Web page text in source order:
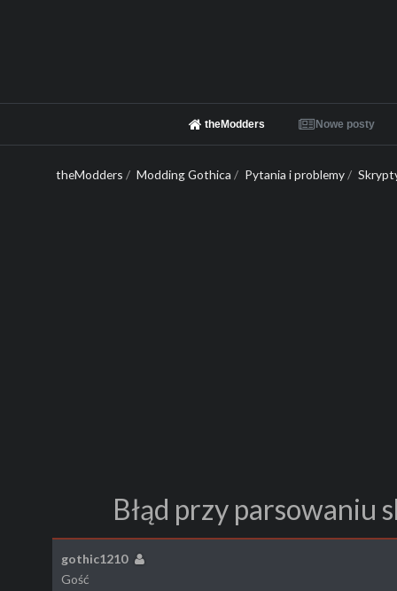
theModders Nowe posty
theModders / Modding Gothica / Pytania i problemy/
Błąd przy parsowaniu
gothic1210
Gość